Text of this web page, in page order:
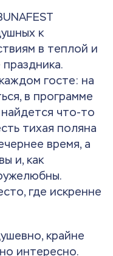
к
в теплой и
госте: на
в программе
что-то
тихая поляна
время, а
и, как
где искренне
крайне
интересно.